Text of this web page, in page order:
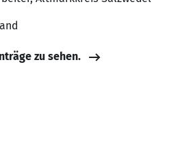
zu sehen.